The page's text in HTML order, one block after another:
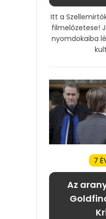
Itt a
filmelőzetese!
nyomdokaiba
7
Az